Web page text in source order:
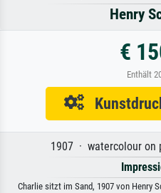
Henry
€
Enthält
1907 · watercolour on
Charlie sitzt im Sand, 1907 von Henry